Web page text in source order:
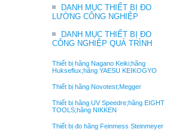
DANH MỤC THIẾT BỊ ĐO
LƯỜNG CÔNG NGHIỆP
DANH MỤC THIẾT BỊ ĐO
CÔNG NGHIỆP QUÁ TRÌNH
Thiết bị hãng Nagano Keiki;hãng
Hukseflux;hãng YAESU KEIKOGYO
Thiết bị hãng Novotest;Megger
Thiết bị hãng UV Speedre;hãng EIGHT
TOOLS;hãng NIKKEN
Thiết bị đo hãng Feinmess Steinmeyer